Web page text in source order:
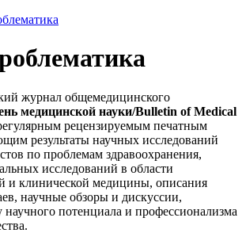
журнал общемедицинского
медицинской науки/Bulletin of Medical
рецензируемым печатным
результаты научных исследований
по проблемам здравоохранения,
исследований в области
и клинической медицины, описания
научные обзоры и дискуссии,
научного потенциала и профессионализма